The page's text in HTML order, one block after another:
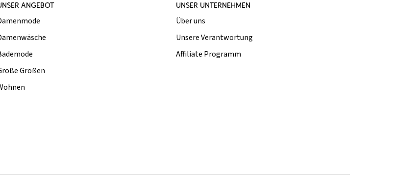
ANGEBOT
Größen
UNSER UNTERNEHMEN
Über uns
Unsere Verantwortung
Affiliate Programm